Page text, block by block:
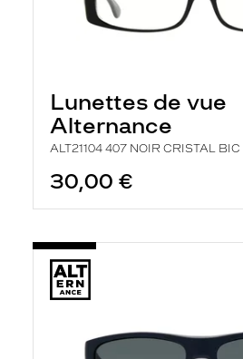
Lunettes de vue
Alternance
ALT21104 407 NOIR CRISTAL BIC
30,00 €